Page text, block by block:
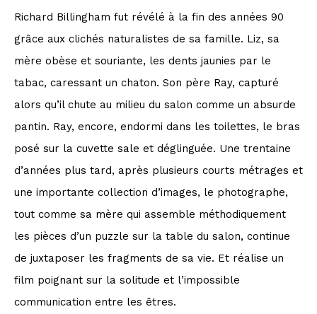
Richard Billingham fut révélé à la fin des années 90
grâce aux clichés naturalistes de sa famille. Liz, sa
mère obèse et souriante, les dents jaunies par le
tabac, caressant un chaton. Son père Ray, capturé
alors qu’il chute au milieu du salon comme un absurde
pantin. Ray, encore, endormi dans les toilettes, le bras
posé sur la cuvette sale et déglinguée. Une trentaine
d’années plus tard, après plusieurs courts métrages et
une importante collection d’images, le photographe,
tout comme sa mère qui assemble méthodiquement
les pièces d’un puzzle sur la table du salon, continue
de juxtaposer les fragments de sa vie. Et réalise un
film poignant sur la solitude et l’impossible
communication entre les êtres.